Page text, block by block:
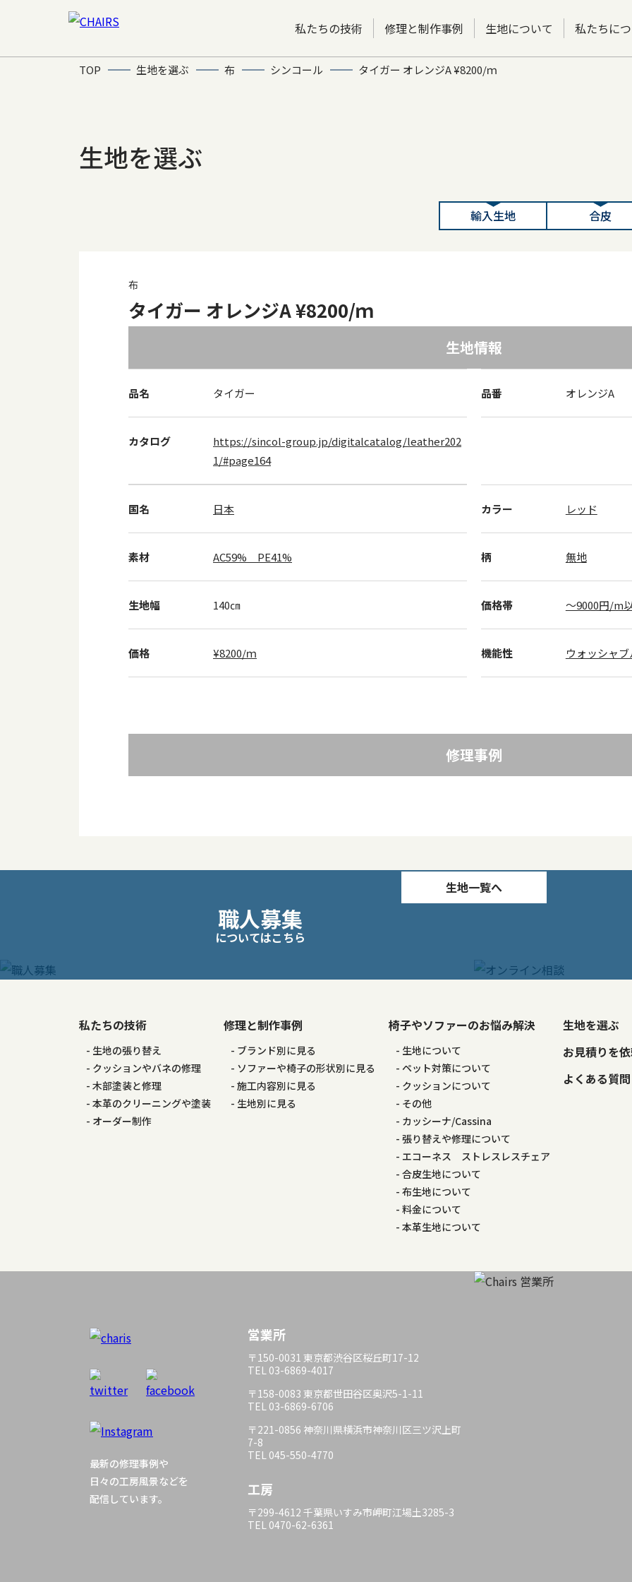
私たちの技術 修理と制作事例 生地について 私たちに
TOP 生地を選ぶ 布 シンコール タイガー オレンジA ¥8200/ｍ
生地を選ぶ
輸入生地 合皮
布
タイガー オレンジA ¥8200/ｍ
生地情報
品名 タイガー 品番 オレンジA
カタログ
https://sincol-group.jp/digitalcatalog/leather202
1/#page164
国名 日本 カラー レッド
素材 AC59% PE41% 柄 無地
生地幅 140㎝ 価格帯 ～9000円/m
価格 ¥8200/ｍ 機能性 ウォッシャブ
修理事例
ゲ
ー
シ
生地一覧へ
職人募集
についてはこちら
私たちの技術
生地の張り替え
クッションやバネの修理
木部塗装と修理
本革のクリーニングや塗装
オーダー制作
修理と制作事例
ブランド別に見る
ソファーや椅子の形状別に見る
施工内容別に見る
生地別に見る
椅子やソファーのお悩み解決
生地について
ペット対策について
クッションについて
その他
カッシーナ/Cassina
張り替えや修理について
エコーネス ストレスレスチェア
合皮生地について
布生地について
料金について
本革生地について
生地を選ぶ
お見積りを
よくある質問
最新の修理事例や
日々の工房風景などを
配信しています。
営業所
〒150-0031 東京都渋谷区桜丘町17-12
TEL 03-6869-4017
〒158-0083 東京都世田谷区奥沢5-1-11
TEL 03-6869-6706
〒221-0856 神奈川県横浜市神奈川区三ツ沢上町
7-8
TEL 045-550-4770
工房
〒299-4612 千葉県いすみ市岬町江場土3285-3
TEL 0470-62-6361